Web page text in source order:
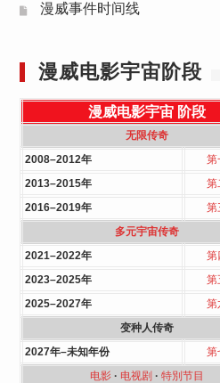
漫威事件时间线
漫威电影宇宙阶段
漫威电影宇宙 阶段
无限传奇
2008–2012年
第
2013–2015年
第
2016–2019年
第
多元宇宙传奇
2021–2022年
第
2023–2025年
第
2025–2027年
第
变种人传奇
2027年–未知年份
第
电影· 电视剧 · 特別节目